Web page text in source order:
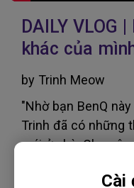
Cài
DAILY VLOG
khác của
by Trinh Meow
"Nhờ bạn BenQ
Trinh đã có những
mái ở nhà. Cho
nâng tầm trình giải